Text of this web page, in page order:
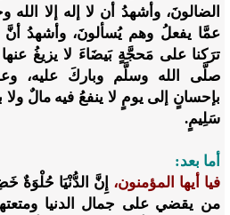
الضالونَ، وأشهدُ أن لا إله إلا
عمَّا يفعلُ وهم يُسألونَ، وأشهدُ أنَّ
ترَكنا على مَحجَّةٍ بَيضَاءَ لا يزيغُ عنها
صلَّى الله وسلَّم وباركَ عليه،
بإحسانٍ إلى يومٍ لا ينفعُ فيه مالٌ
سَلِيمٍ.
أما بعد:
فيا أيها المؤمنون، إِنَّ الدُّنْيَا حُلْوَةٌ
من يقضي على جمال الدنيا